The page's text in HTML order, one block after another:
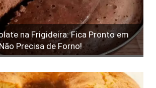
na Frigideira: Fica Pronto em
Precisa de Forno!